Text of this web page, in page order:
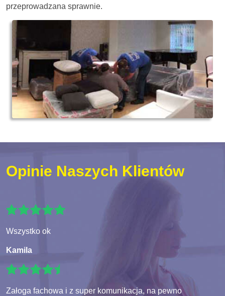
przeprowadzana sprawnie.
Opinie Naszych Klientów
Wszystko ok
Kamila
Załoga fachowa i z super komunikacja, na pewno